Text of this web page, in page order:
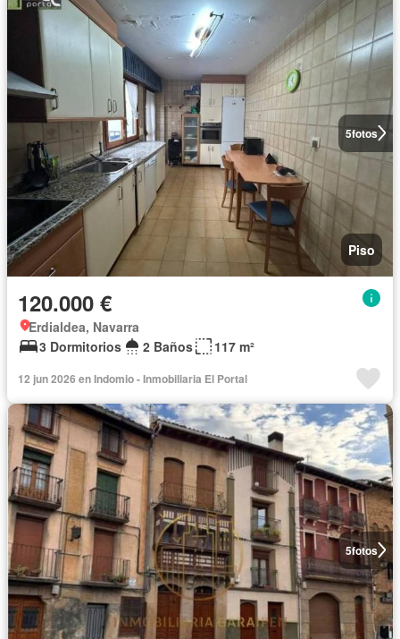
5fotos
Piso
120.000 €
Erdialdea, Navarra
3 Dormitorios
2 Baños 117 m²
12 jun 2026 en Indomio - Inmobiliaria El Portal
5fotos